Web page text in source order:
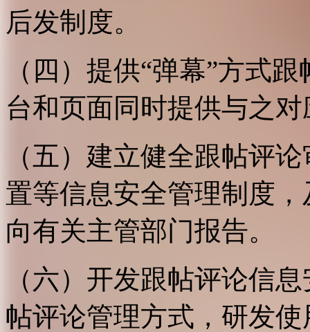
后发制度。
（四）提供“弹幕”方式
台和页面同时提供与之
（五）建立健全跟帖评
置等信息安全管理制度
向有关主管部门报告。
（六）开发跟帖评论信
帖评论管理方式，研发